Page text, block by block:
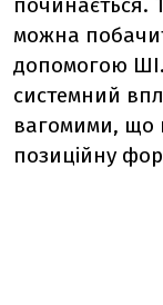
можна
допомогою ШІ.
системний
вагомими, що
позиційну